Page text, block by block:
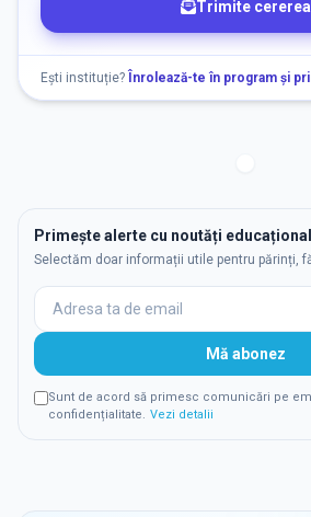
Trimite cererea
Ești instituție? Înrolează-te în program și
Primește alerte cu noutăți
Selectăm doar informații utile pentru părinți,
Mă abonez
Sunt de acord să primesc comunicări pe
confidențialitate. Vezi detalii